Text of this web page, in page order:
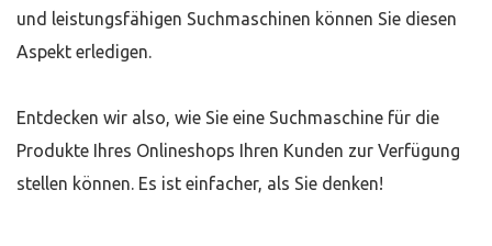
und leistungsfähigen Suchmaschinen können Sie diesen
Aspekt erledigen.
Entdecken wir also, wie Sie eine Suchmaschine für die
Produkte Ihres Onlineshops Ihren Kunden zur Verfügung
stellen können. Es ist einfacher, als Sie denken!